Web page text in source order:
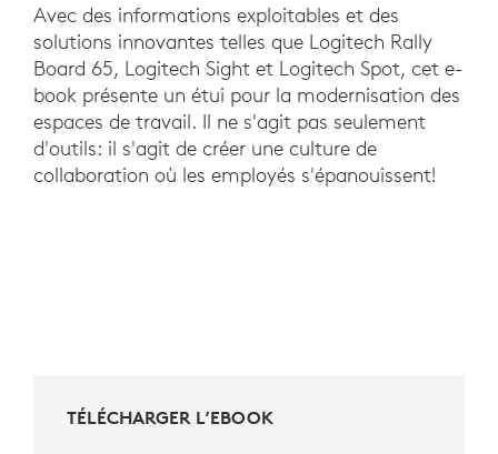
Avec des informations exploitables et des
solutions innovantes telles que Logitech Rally
Board 65, Logitech Sight et Logitech Spot, cet e-
book présente un étui pour la modernisation des
espaces de travail. Il ne s'agit pas seulement
d'outils: il s'agit de créer une culture de
collaboration où les employés s'épanouissent!
TÉLÉCHARGER L’EBOOK